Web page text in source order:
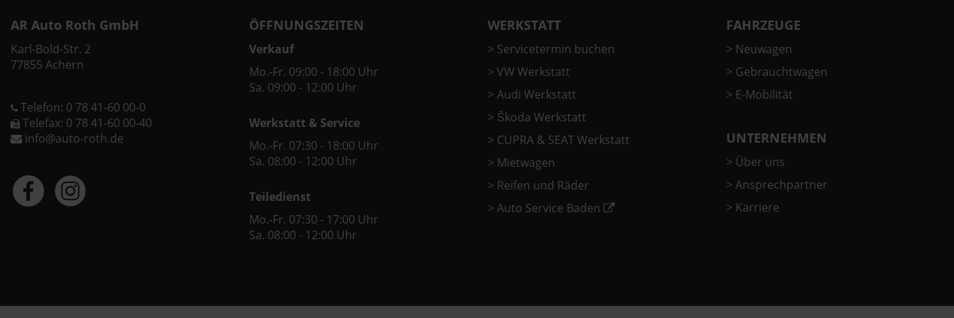
AR Auto Roth GmbH
Karl-Bold-Str. 2
77855 Achern
Telefon: 0 78 41-60 00-0
Telefax: 0 78 41-60 00-40
info@auto-roth.de
ÖFFNUNGSZEITEN
Verkauf
Mo.-Fr. 09:00 - 18:00 Uhr
Sa. 09:00 - 12:00 Uhr
Werkstatt & Service
Mo.-Fr. 07:30 - 18:00 Uhr
Sa. 08:00 - 12:00 Uhr
Teiledienst
Mo.-Fr. 07:30 - 17:00 Uhr
Sa. 08:00 - 12:00 Uhr
WERKSTATT
> Servicetermin buchen
> VW Werkstatt
> Audi Werkstatt
> Škoda Werkstatt
> CUPRA & SEAT Werkstatt
> Mietwagen
> Reifen und Räder
> Auto Service Baden
FAHRZEUGE
> Neuwagen
> Gebrauchtwagen
> E-Mobilität
UNTERNEHMEN
> Über uns
> Ansprechpartner
> Karriere